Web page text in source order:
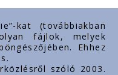
kat (továbbiakban
fájlok, melyek
Ehhez
szóló 2003.